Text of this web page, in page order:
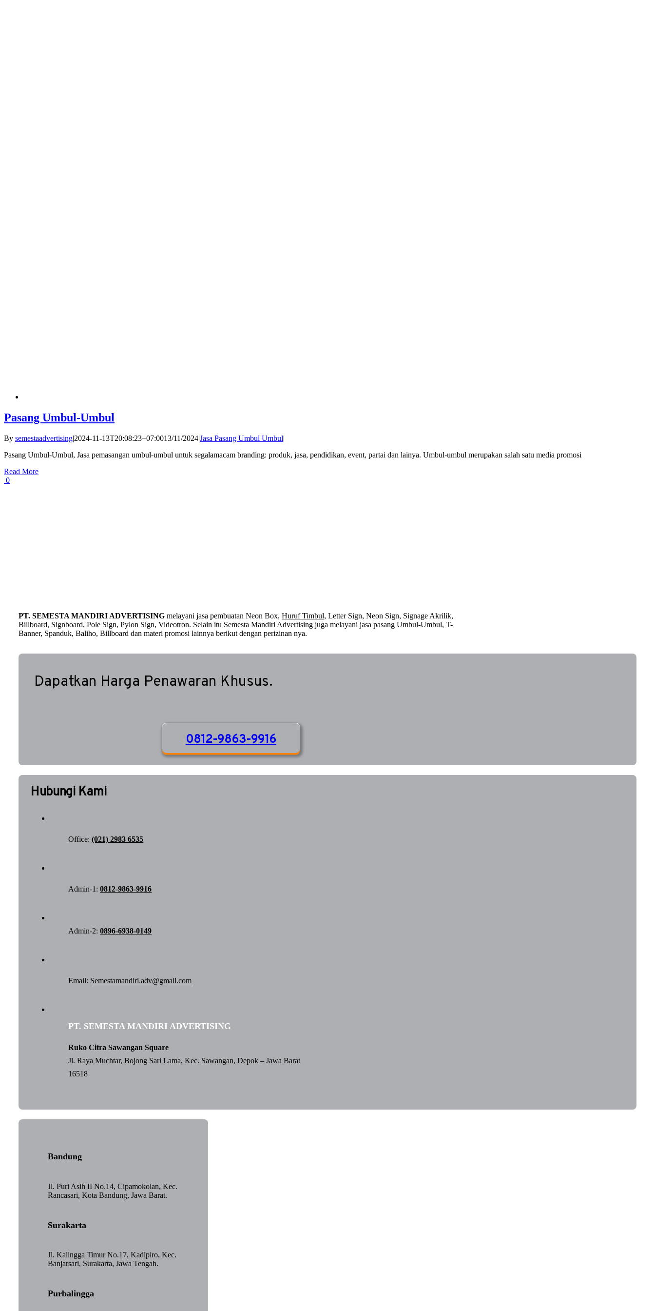
Pasang Umbul-Umbul
By semestaadvertising|2024-11-13T20:08:23+07:0013/11/2024|Jasa Pasang Umbul Umbul|
Pasang Umbul-Umbul, Jasa pemasangan umbul-umbul untuk segalamacam branding: produk, jasa, pendidikan, event, partai dan lainya. Umbul-umbul merupakan salah satu media promosi
Read More
0
PT. SEMESTA MANDIRI ADVERTISINGmelayani jasa pembuatan Neon Box, Huruf Timbul, Letter Sign, Neon Sign, Signage Akrilik,
Billboard, Signboard, Pole Sign, Pylon Sign, Videotron. Selain itu Semesta Mandiri Advertising juga melayani jasa pasang Umbul-Umbul, T-
Banner, Spanduk, Baliho, Billboard dan materi promosi lainnya berikut dengan perizinan nya.
Dapatkan Harga Penawaran Khusus.
0812-9863-9916
Hubungi Kami
Office:(021) 2983 6535
Admin-1:0812-9863-9916
Admin-2:0896-6938-0149
Email: Semestamandiri.adv@gmail.com
PT. SEMESTA MANDIRI ADVERTISING
Ruko Citra Sawangan Square
Jl. Raya Muchtar, Bojong Sari Lama, Kec. Sawangan, Depok – Jawa Barat
16518
Bandung
Jl. Puri Asih II No.14, Cipamokolan, Kec.
Rancasari, Kota Bandung, Jawa Barat.
Surakarta
Jl. Kalingga Timur No.17, Kadipiro, Kec.
Banjarsari, Surakarta, Jawa Tengah.
Purbalingga